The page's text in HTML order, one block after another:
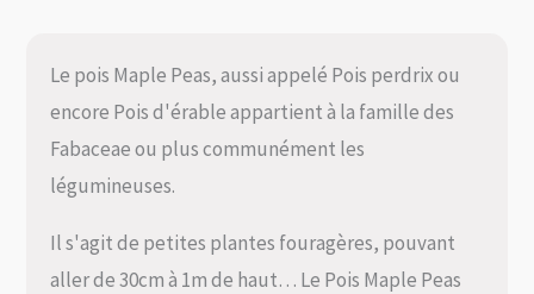
Le pois Maple Peas, aussi appelé Pois perdrix ou
encore Pois d'érable appartient à la famille des
Fabaceae ou plus communément les
légumineuses.
Il s'agit de petites plantes fouragères, pouvant
aller de 30cm à 1m de haut… Le Pois Maple Peas